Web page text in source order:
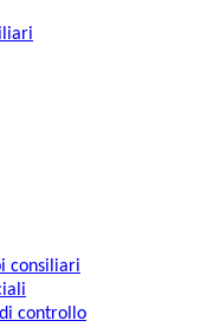
consiliari
controllo